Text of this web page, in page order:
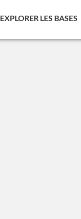
EXPLORER LES BASES